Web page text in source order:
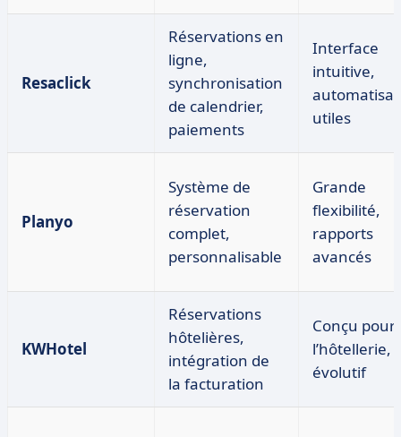
Resaclick
Réservations en
ligne,
synchronisation
de calendrier,
paiements
Interface
intuitive,
utiles
Planyo
Système de
réservation
complet,
personnalisable
Grande
flexibilité,
rapports
avancés
KWHotel
Réservations
hôtelières,
intégration de
la facturation
Conçu pour
l’hôtellerie,
évolutif